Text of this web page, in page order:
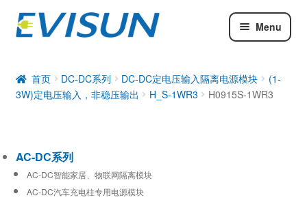
Menu
DC-DC系列
工业通信模块
首页 DC-DC系列 DC-DC定电压输入隔离电源模块
(1-
3W)定电压输入，非稳压输出
H_S-1WR3 H0915S-1WR3
AC-DC系列
AC-DC智能家居、物联网隔离模块
AC-DC汽车充电柱专用电源模块